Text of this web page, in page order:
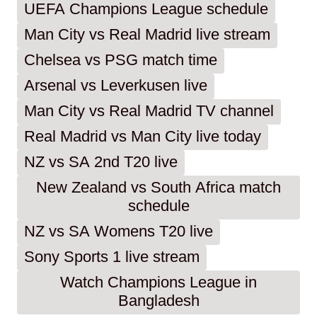
UEFA Champions League schedule
Man City vs Real Madrid live stream
Chelsea vs PSG match time
Arsenal vs Leverkusen live
Man City vs Real Madrid TV channel
Real Madrid vs Man City live today
NZ vs SA 2nd T20 live
New Zealand vs South Africa match
schedule
NZ vs SA Womens T20 live
Sony Sports 1 live stream
Watch Champions League in
Bangladesh